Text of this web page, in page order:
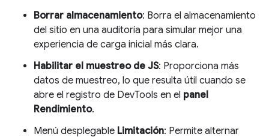
Borrar almacenamiento: Borra el almacenamiento
del sitio en una auditoría para simular mejor una
experiencia de carga inicial más clara.
Habilitar el muestreo de JS: Proporciona más
datos de muestreo, lo que resulta útil cuando se
abre el registro de DevTools en el panel
Rendimiento.
Menú desplegable Limitación: Permite alternar